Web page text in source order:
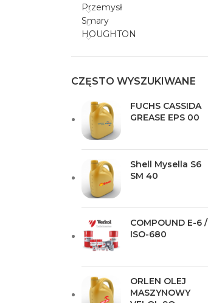
Przemysł
Smary
HOUGHTON
CZĘSTO WYSZUKIWANE
FUCHS CASSIDA
GREASE EPS 00
Shell Mysella S6
SM 40
COMPOUND E-6 /
ISO-680
ORLEN OLEJ
MASZYNOWY